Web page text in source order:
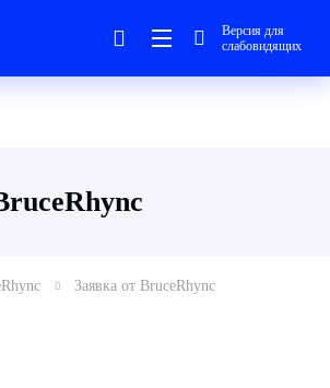
Версия для
слабовидящих
Заявка от BruceRhync